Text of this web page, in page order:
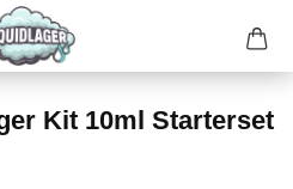
Kit 10ml Starterset